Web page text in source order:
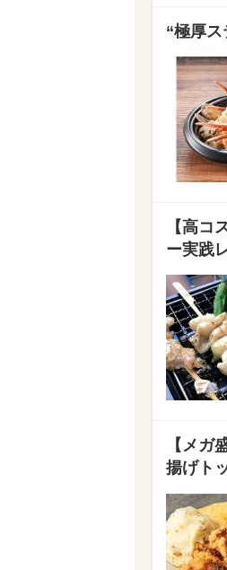
“極厚
【高コ
ー実践
【メガ
揚げト